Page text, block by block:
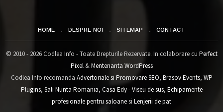
HOME DESPRE NOI SITEMAP CONTACT
© 2010 - 2026 Codlea Info - Toate Drepturile Rezervate. In colaborare cu Perfect
Pixel&Mentenanta WordPress
Codlea Info recomanda Advertoriale si Promovare SEO, Brasov Events, WP
Plugins, Sali Nunta Romania, Casa Edy - Viseu de sus, Echipamente
profesionale pentru saloanesi Lenjerii de pat